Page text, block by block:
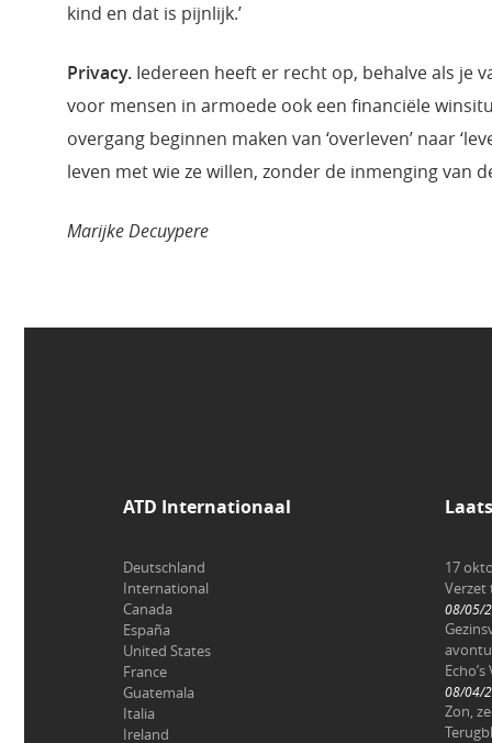
kind en dat is pijnlijk.’
Privacy. Iedereen heeft er recht op, behalve als je
voor mensen in armoede ook een financiële
overgang beginnen maken van ‘overleven’ naar
leven met wie ze willen, zonder de inmenging van
Marijke Decuypere
ATD Internationaal
Deutschland
International
Canada
España
United States
France
Guatemala
Italia
Ireland
17
Verzet
08/05/
08/04/
Zon,